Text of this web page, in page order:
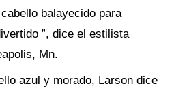
balayecido para
”, dice el estilista
Mn.
azul y morado, Larson dice